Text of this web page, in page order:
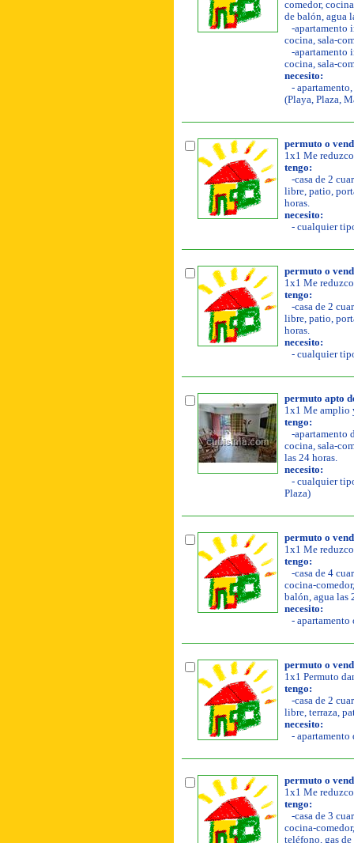
comedor,
de balón, agua
-apartamento
cocina, sala-
-apartamento
cocina, sala-
necesito:
-
(Playa, Plaza,
permuto o
1x1 Me
tengo:
-casa de 2
libre, patio,
horas.
necesito:
- cualquier
permuto o
1x1 Me
tengo:
-casa de 2
libre, patio,
horas.
necesito:
- cualquier
permuto apto
1x1 Me amplio
tengo:
-apartamento
cocina, sala-
las 24 horas.
necesito:
- cualquier
Plaza)
permuto o
1x1 Me
tengo:
-casa de 4
cocina-
balón, agua las
necesito:
- apartamento
permuto o
1x1 Permuto
tengo:
-casa de 2
libre, terraza,
necesito:
- apartamento
permuto o
1x1 Me
tengo:
-casa de 3
cocina-
teléfono, gas de